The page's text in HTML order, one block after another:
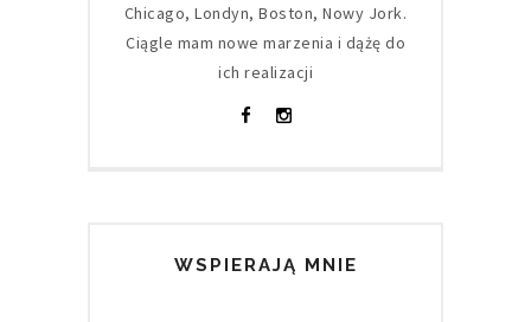
Chicago, Londyn, Boston, Nowy Jork.
Ciągle mam nowe marzenia i dążę do
ich realizacji
WSPIERAJĄ MNIE